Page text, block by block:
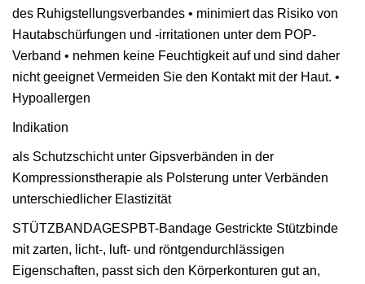
des Ruhigstellungsverbandes • minimiert das Risiko von
Hautabschürfungen und -irritationen unter dem POP-
Verband • nehmen keine Feuchtigkeit auf und sind daher
nicht geeignet Vermeiden Sie den Kontakt mit der Haut. •
Hypoallergen
Indikation
als Schutzschicht unter Gipsverbänden in der
Kompressionstherapie als Polsterung unter Verbänden
unterschiedlicher Elastizität
STÜTZBANDAGESPBT-Bandage Gestrickte Stützbinde
mit zarten, licht-, luft- und röntgendurchlässigen
Eigenschaften, passt sich den Körperkonturen gut an,